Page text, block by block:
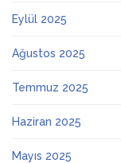
Eylül 2025
Ağustos 2025
Temmuz 2025
Haziran 2025
Mayıs 2025